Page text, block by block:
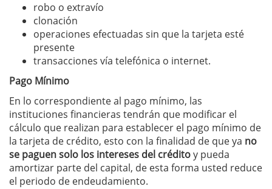
robo o extravío
clonación
operaciones efectuadas sin que la tarjeta esté
presente
transacciones vía telefónica o internet.
Pago Mínimo
En lo correspondiente al pago mínimo, las
instituciones financieras tendrán que modificar el
cálculo que realizan para establecer el pago mínimo de
la tarjeta de crédito, esto con la finalidad de que ya no
se paguen solo los intereses del créditoy pueda
amortizar parte del capital, de esta forma usted reduce
el periodo de endeudamiento.